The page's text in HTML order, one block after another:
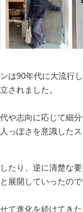
は90年代に大流行
されました。
や志向に応じて細
っぽさを意識した
たり、逆に清楚な
展開していったので
て進化を続けてき